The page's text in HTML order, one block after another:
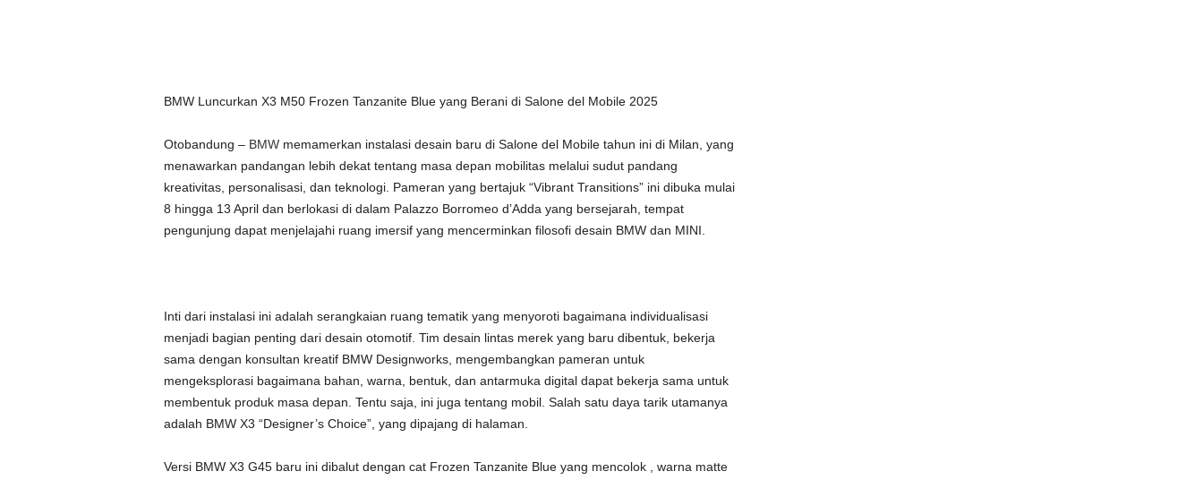
BMW Luncurkan X3 M50 Frozen Tanzanite Blue yang Berani di Salone del Mobile 2025
Otobandung – BMWmemamerkan instalasi desain baru di Salone del Mobile tahun ini di Milan, yang
menawarkan pandangan lebih dekat tentang masa depan mobilitas melalui sudut pandang
kreativitas, personalisasi, dan teknologi. Pameran yang bertajuk “Vibrant Transitions” ini dibuka mulai
8 hingga 13 April dan berlokasi di dalam Palazzo Borromeo d’Adda yang bersejarah, tempat
pengunjung dapat menjelajahi ruang imersif yang mencerminkan filosofi desain BMW dan MINI.
Inti dari instalasi ini adalah serangkaian ruang tematik yang menyoroti bagaimana individualisasi
menjadi bagian penting dari desain otomotif. Tim desain lintas merek yang baru dibentuk, bekerja
sama dengan konsultan kreatif BMW Designworks, mengembangkan pameran untuk
mengeksplorasi bagaimana bahan, warna, bentuk, dan antarmuka digital dapat bekerja sama untuk
membentuk produk masa depan. Tentu saja, ini juga tentang mobil. Salah satu daya tarik utamanya
adalah BMW X3 “Designer’s Choice”, yang dipajang di halaman.
Versi BMW X3 G45 baru ini dibalut dengan cat Frozen Tanzanite Blue yang mencolok , warna matte